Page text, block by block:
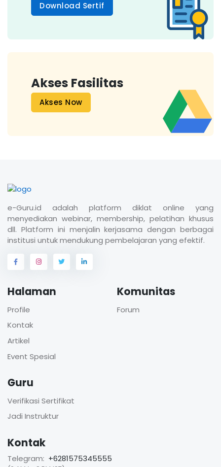
Download Sertif
Akses Fasilitas
Akses Now
e-Guru.id adalah platform diklat online yang
menyediakan webinar, membership, pelatihan khusus
dll. Platform ini menjalin kerjasama dengan berbagai
institusi untuk mendukung pembelajaran yang efektif.
Halaman
Profile
Kontak
Artikel
Event Spesial
Komunitas
Forum
Guru
Verifikasi Sertifikat
Jadi Instruktur
Kontak
Telegram: +6281575345555